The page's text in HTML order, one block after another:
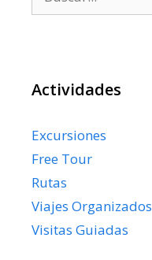
Actividades
Excursiones
Free Tour
Rutas
Viajes Organizados
Visitas Guiadas